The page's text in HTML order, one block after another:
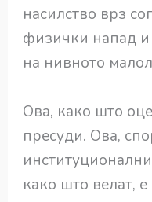
насилство врз
физички напад и
на нивното
Ова, како што
пресуди. Ова,
како што велат, е